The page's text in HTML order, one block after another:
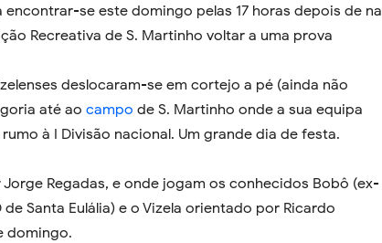
encontrar-se este domingo pelas 17 horas depois de na
Recreativa de S. Martinho voltar a uma prova
deslocaram-se em cortejo a pé (ainda não
até ao campo de S. Martinho onde a sua equipa
à I Divisão nacional. Um grande dia de festa.
Regadas, e onde jogam os conhecidos Bobô (ex-
Santa Eulália) e o Vizela orientado por Ricardo
domingo.